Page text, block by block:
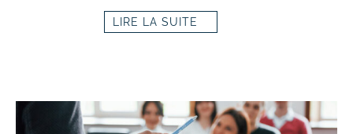
LIRE LA SUITE